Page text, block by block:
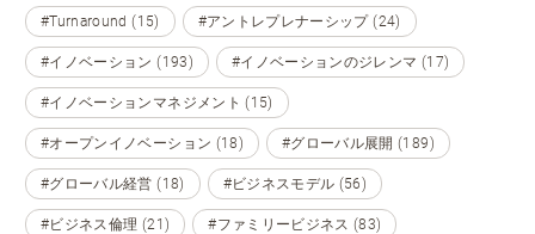
#Turnaround (15) #アントレプレナーシップ (24)
#イノベーション (193) #イノベーションのジレンマ (17)
#イノベーションマネジメント (15)
#オープンイノベーション (18) #グローバル展開 (189)
#グローバル経営 (18) #ビジネスモデル (56)
#ビジネス倫理 (21) #ファミリービジネス (83)